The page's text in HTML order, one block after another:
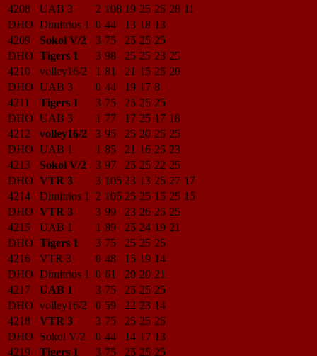
4208
UAB 3 2 108 19 25 25 28 11
DHO Dimitrios 1 0 44 13 18 13
4209
Sokol V/2 3 75 25 25 25
DHO Tigers 1 3 98 25 25 23 25
4210
volley16/2 1 81 21 15 25 20
DHO UAB 3 0 44 19 17 8
4211
Tigers 1 3 75 25 25 25
DHO UAB 3 1 77 17 25 17 18
4212
volley16/2 3 95 25 20 25 25
DHO UAB 1 1 85 21 16 25 23
4213
Sokol V/2 3 97 25 25 22 25
DHO VTR 3 3 105 23 13 25 27 17
4214
Dimitrios 1 2 105 25 25 15 25 15
DHO VTR 3 3 99 23 26 25 25
4215
UAB 1 1 89 25 24 19 21
DHO Tigers 1 3 75 25 25 25
4216
VTR 3 0 48 15 19 14
DHO Dimitrios 1 0 61 20 20 21
4217
UAB 1 3 75 25 25 25
DHO volley16/2 0 59 22 23 14
4218
VTR 3 3 75 25 25 25
DHO
Sokol V/2 0 44 14 17 13
4219
Tigers 1 3 75 25 25 25